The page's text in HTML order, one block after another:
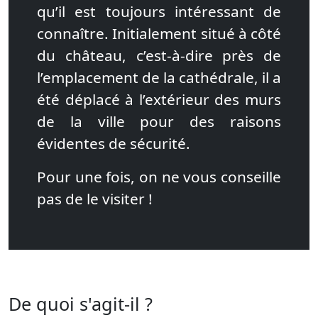
qu’il est toujours intéressant de
connaître. Initialement situé à côté
du château, c’est-à-dire près de
l’emplacement de la cathédrale, il a
été déplacé à l’extérieur des murs
de la ville pour des raisons
évidentes de sécurité.
Pour une fois, on ne vous conseille
pas de le visiter !
De quoi s'agit-il ?